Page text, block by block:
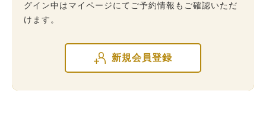
グイン中はマイページにてご予約情報もご確認いただ
けます。
新規会員登録